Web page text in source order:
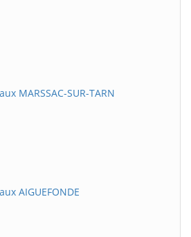
MARSSAC-SUR-TARN
AIGUEFONDE